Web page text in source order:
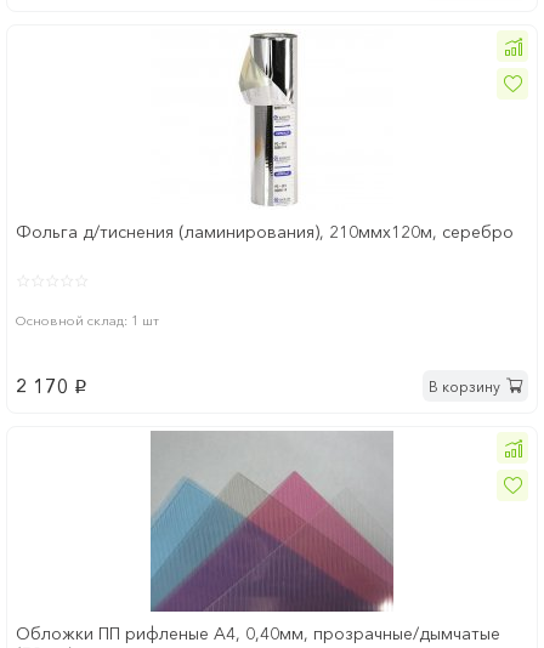
Фольга д/тиснения (ламинирования), 210ммх120м, серебро
Основной склад: 1 шт
2 170 p В корзину
Обложки ПП рифленые А4, 0,40мм, прозрачные/дымчатые